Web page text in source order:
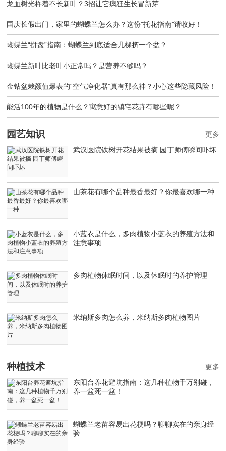
龙血树光杵着不长新叶？3招让它疯狂生长冒新芽
国庆长假出门，家里的蝴蝶兰怎么办？这份"托花指南"请收好！
蝴蝶兰“拼盘”指南：蝴蝶兰到底适合几棵挤一个盆？
蝴蝶兰新叶比老叶小正常吗？是营养不够吗？
金钻盆栽颜值爆表的“空气净化器”真有那么神？小心这些隐藏风险！
能活100年的植物是什么？寓意好的镇宅花卉有哪些呢？
园艺知识
武汉医院铁树开花结果被摘 园丁师傅瞬间吓坏
山茶花有哪个品种最香最好？你最喜欢哪一种
小蓝衣是什么，多肉植物小蓝衣的养殖方法和
注意事项
多肉植物休眠时间，以及休眠时的养护管理
米纳斯多肉怎么养，米纳斯多肉植物图片
更多
种植技术
东阳台养花避坑指南：这几种植物千万别碰，
养一盆死一盆！
蝴蝶兰老苗容易出花梗吗？聊聊实在的亲身经
验
更多